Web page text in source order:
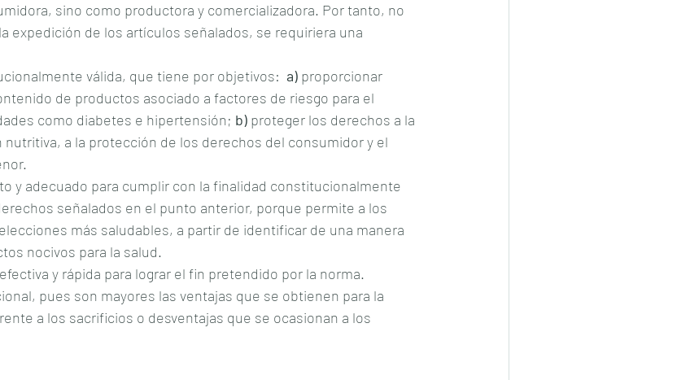
sino como productora y comercializadora. Por tanto, no
expedición de los artículos señalados, se requiriera una
válida, que tiene por objetivos: a) proporcionar
de productos asociado a factores de riesgo para el
como diabetes e hipertensión; b) proteger los derechos a la
nutritiva, a la protección de los derechos del consumidor y el
y adecuado para cumplir con la finalidad constitucionalmente
señalados en el punto anterior, porque permite a los
más saludables, a partir de identificar de una manera
nocivos para la salud.
y rápida para lograr el fin pretendido por la norma.
pues son mayores las ventajas que se obtienen para la
a los sacrificios o desventajas que se ocasionan a los